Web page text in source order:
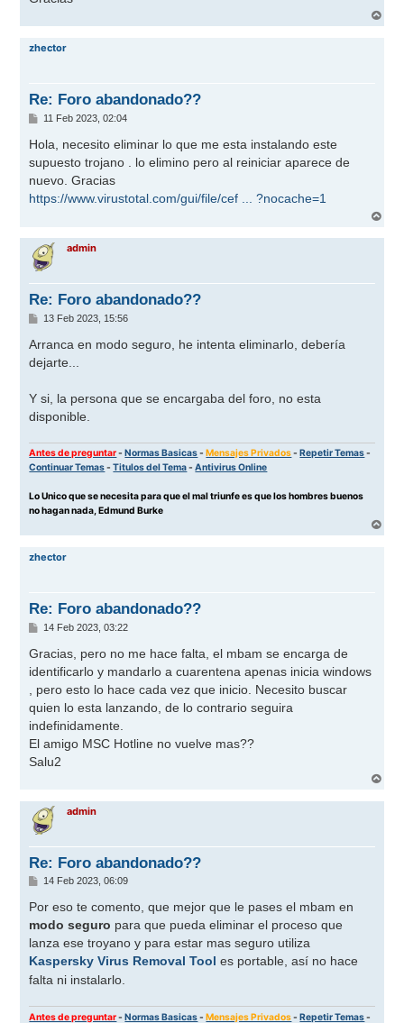
r
zhector
Re: Foro abandonado??
M
n
s
a
e
11 Feb 2023, 02:04
Hola, necesito eliminar lo que me esta instalando este
supuesto trojano . lo elimino pero al reiniciar aparece de
nuevo. Gracias
https://www.virustotal.com/gui/file/cef ... ?nocache=1
r
admin
Re: Foro abandonado??
M
n
a
13 Feb 2023, 15:56
Arranca en modo seguro, he intenta eliminarlo, debería
dejarte...
Y si, la persona que se encargaba del foro, no esta
disponible.
Antes de preguntar-Normas Basicas-Mensajes Privados-Repetir Temas-
Continuar Temas-Titulos del Tema-Antivirus Online
Lo Unico que se necesita para que el mal triunfe es que los hombres buenos
no hagan nada, Edmund Burke
r
zhector
Re: Foro abandonado??
M
n
s
a
e
14 Feb 2023, 03:22
Gracias, pero no me hace falta, el mbam se encarga de
identificarlo y mandarlo a cuarentena apenas inicia windows
, pero esto lo hace cada vez que inicio. Necesito buscar
quien lo esta lanzando, de lo contrario seguira
indefinidamente.
El amigo MSC Hotline no vuelve mas??
Salu2
r
admin
Re: Foro abandonado??
M
n
a
j
e
14 Feb 2023, 06:09
Por eso te comento, que mejor que le pases el mbam en
modo seguro para que pueda eliminar el proceso que
lanza ese troyano y para estar mas seguro utiliza
Kaspersky Virus Removal Tool es portable, así no hace
falta ni instalarlo.
Antes de preguntar-Normas Basicas-Mensajes Privados-Repetir Temas-